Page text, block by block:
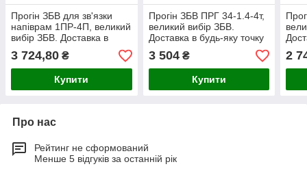
Прогін ЗБВ для зв'язки
напіврам 1ПР-4П, великий
вибір ЗБВ. Доставка в
3 724,80 ₴
Купити
Прогін ЗБВ ПРГ 34-1.4-4т,
великий вибір ЗБВ.
Доставка в будь-яку точку
3 504₴
Купити
2
Про нас
Рейтинг не сформований
Менше 5 відгуків за останній рік